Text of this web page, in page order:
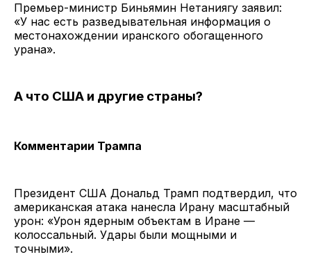
Премьер-министр Биньямин Нетаниягу заявил:
«У нас есть разведывательная информация о
местонахождении иранского обогащенного
урана».
А что США и другие страны?
Комментарии Трампа
Президент США Дональд Трамп подтвердил, что
американская атака нанесла Ирану масштабный
урон: «Урон ядерным объектам в Иране —
колоссальный. Удары были мощными и
точными».